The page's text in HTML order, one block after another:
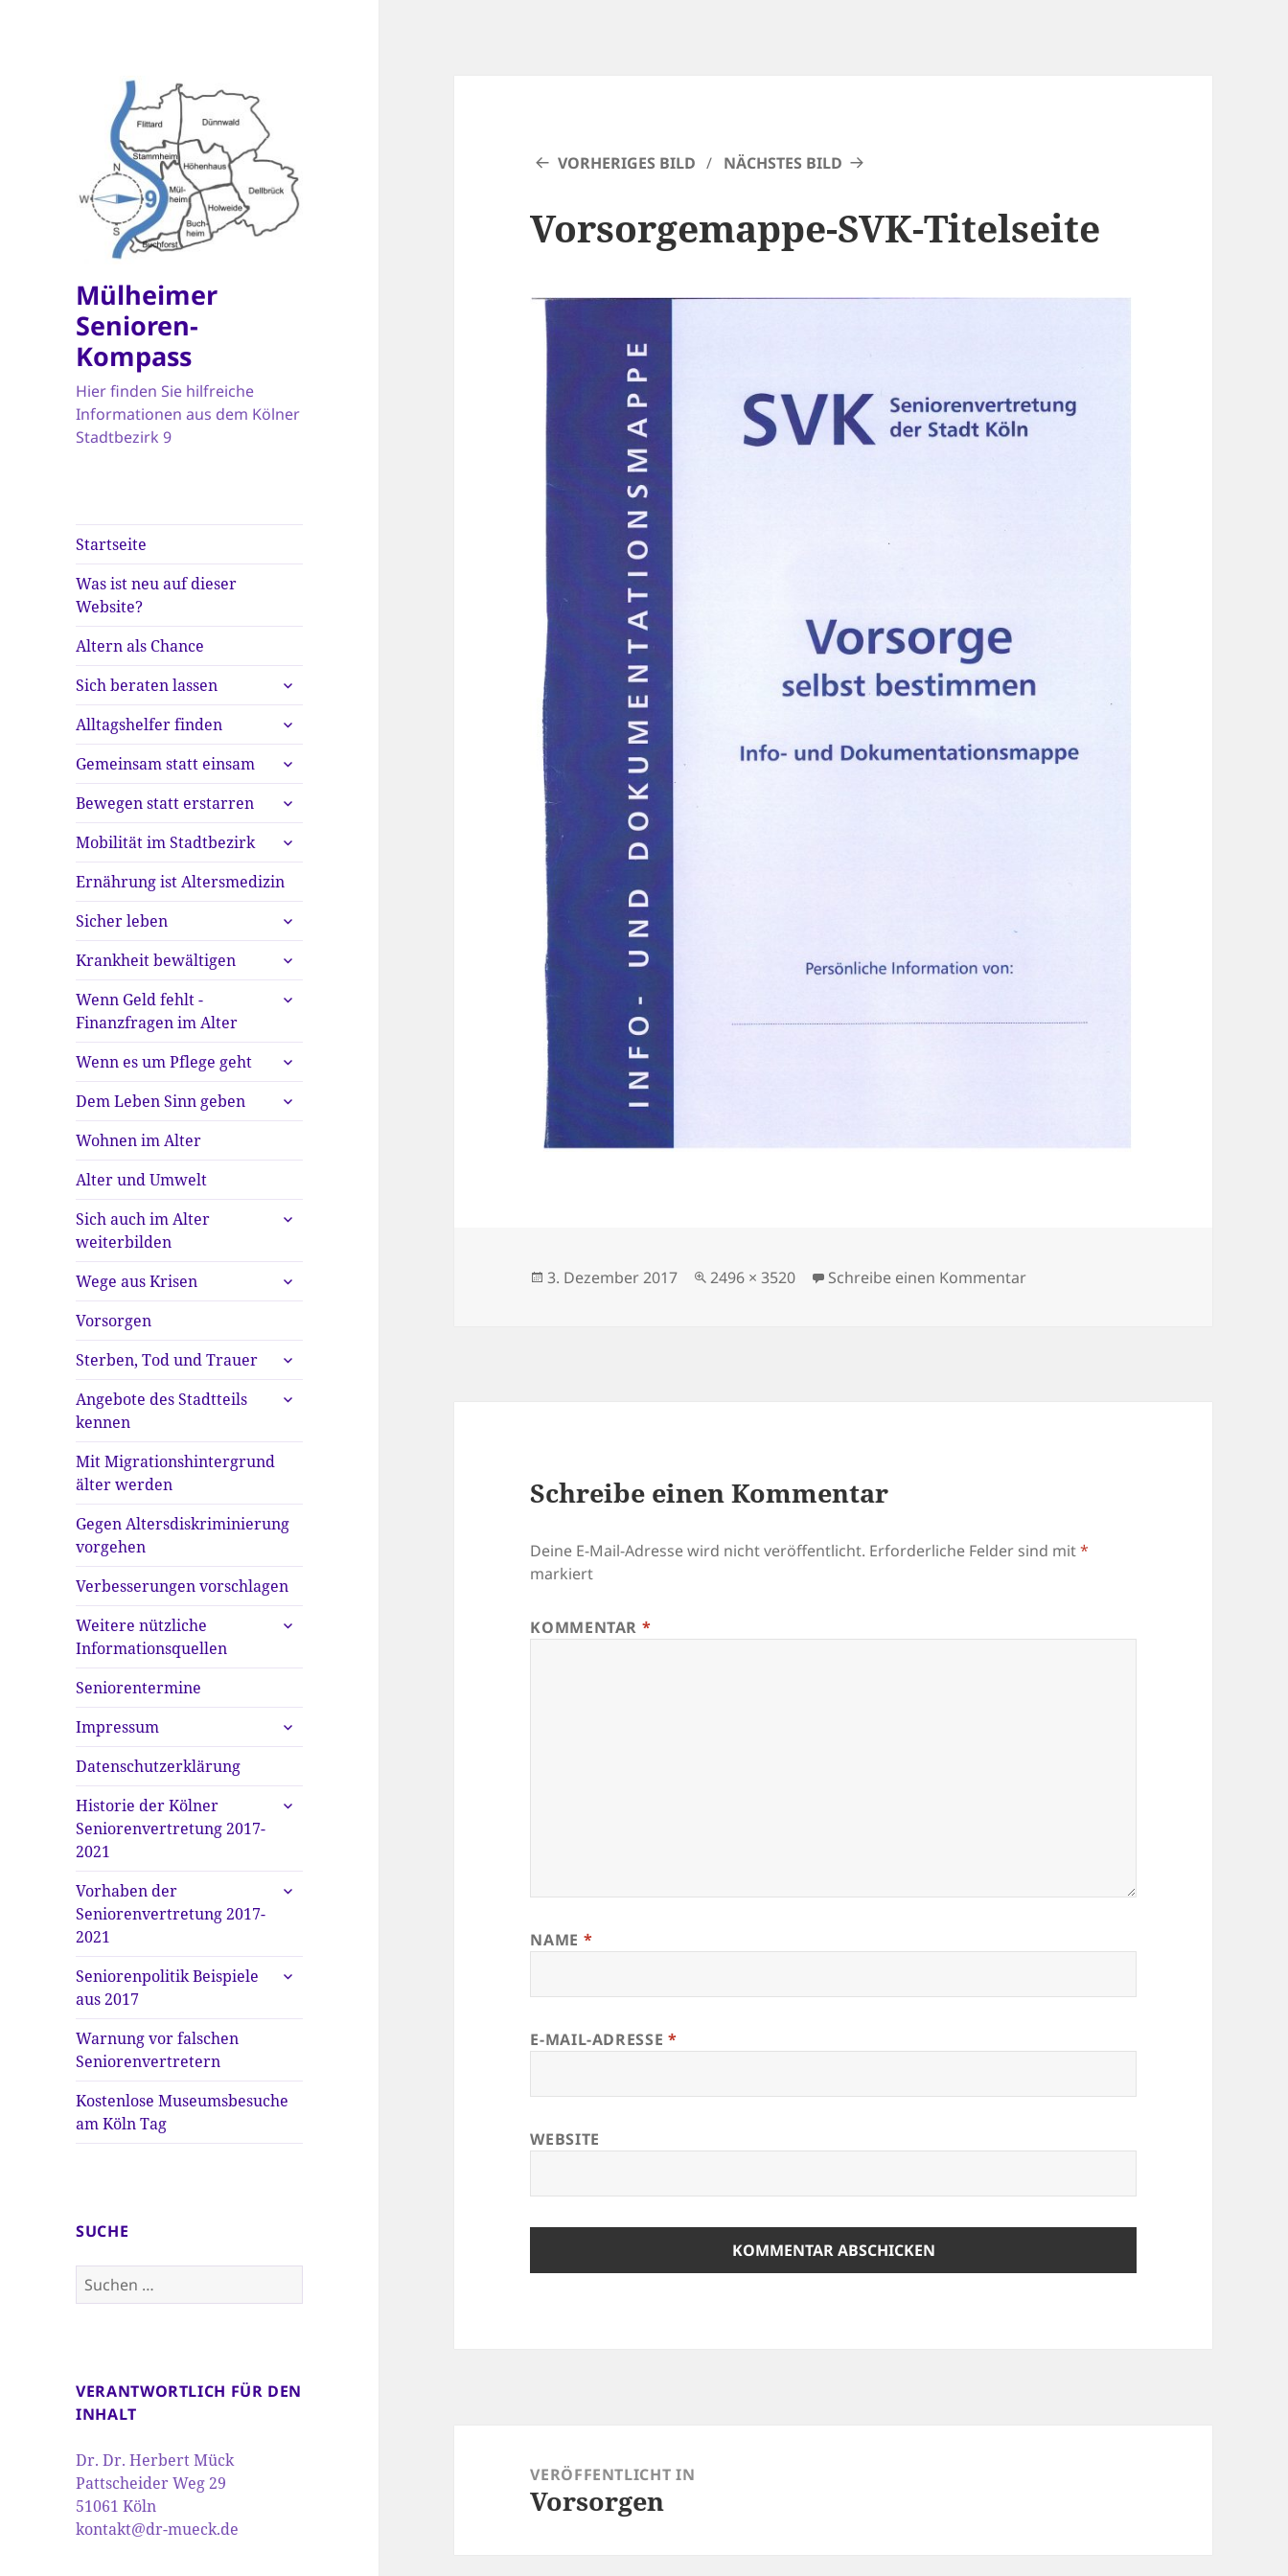
Mülheimer
Senioren-
Kompass
Hier finden Sie hilfreiche
Informationen aus dem Kölner
Stadtbezirk 9
Startseite
Was ist neu auf dieser
Website?
Altern als Chance
Sich beraten lassen
untermenü
anzeigen
Alltagshelfer finden
untermenü
anzeigen
Gemeinsam statt einsam
untermenü
anzeigen
Bewegen statt erstarren
untermenü
anzeigen
Mobilität im Stadtbezirk
untermenü
anzeigen
Ernährung ist Altersmedizin
Sicher leben
untermenü
anzeigen
Krankheit bewältigen
untermenü
anzeigen
Wenn Geld fehlt -
Finanzfragen im Alter
untermenü
Wenn es um Pflege geht
untermenü
anzeigen
Dem Leben Sinn geben
untermenü
anzeigen
Wohnen im Alter
Alter und Umwelt
Sich auch im Alter
weiterbilden
untermenü
Wege aus Krisen
untermenü
anzeigen
Vorsorgen
Sterben, Tod und Trauer
untermenü
anzeigen
Angebote des Stadtteils
kennen
untermenü
Mit Migrationshintergrund
älter werden
Gegen Altersdiskriminierung
vorgehen
Verbesserungen vorschlagen
Weitere nützliche
Informationsquellen
untermenü
Seniorentermine
Impressum
untermenü
anzeigen
Datenschutzerklärung
Historie der Kölner
Seniorenvertretung 2017-
2021
untermenü
Vorhaben der
Seniorenvertretung 2017-
2021
untermenü
Seniorenpolitik Beispiele
aus 2017
untermenü
Warnung vor falschen
Seniorenvertretern
Kostenlose Museumsbesuche
am Köln Tag
SUCHE
Suchen
nach:
VERANTWORTLICH FÜR DEN
INHALT
Dr. Dr. Herbert Mück
Pattscheider Weg 29
51061 Köln
kontakt@dr-mueck.de
VORHERIGES BILD NÄCHSTES BILD
Vorsorgemappe-SVK-Titelseite
Veröffentlicht
3. Dezember 2017
Volle
2496 × 3520 Schreibe einen Kommentarzu Vorsorgemappe-SVK-Titelseite
Schreibe einen Kommentar
Deine E-Mail-Adresse wird nicht veröffentlicht. Erforderliche Felder sind mit*
markiert
KOMMENTAR *
NAME *
E-MAIL-ADRESSE *
WEBSITE
VERÖFFENTLICHT IN
Vorsorgen